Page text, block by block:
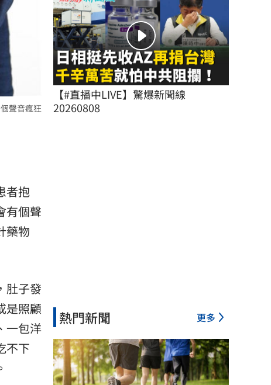
聲音瘋狂
者抱
有個聲
藥物
肚子發
是照顧
一包洋
不下
【#直播中LIVE】驚爆新聞線
20260808
熱門新聞 更多